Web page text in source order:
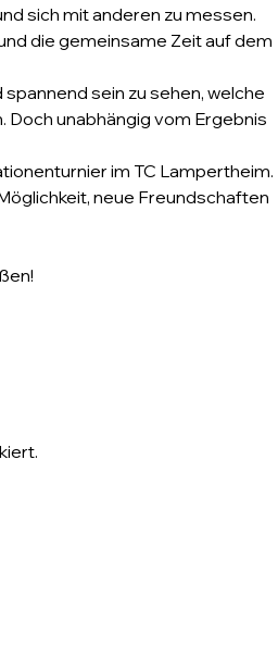
sich mit anderen zu messen.
die gemeinsame Zeit auf dem
sein zu sehen, welche
Doch unabhängig vom Ergebnis
im TC Lampertheim.
neue Freundschaften